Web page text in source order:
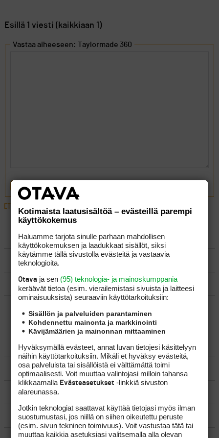
Esillä 1 viesti (kaikkiaan 1)
Vastaa aiheeseen: Taylormade 360
LÄHETÄ
ETUSIVU
LUO AIHE
SÄÄNNÖT
OHJEET
YLEISTÄ
VÄLINEET
MATKAILU
KILPAGOLF & HARJOITTELU
Kotimaista laatusisältöä – evästeillä parempi
käyttökokemus
Haluamme tarjota sinulle parhaan mahdollisen
käyttökokemuksen ja laadukkaat sisällöt, siksi
käytämme tällä sivustolla evästeitä ja vastaavia
teknologioita.
Otava ja sen (95) teknologia- ja mainoskumppania
keräävät tietoa (esim. vierailemis­tasi sivuista ja laitteesi
ominaisuuk­sista) seuraaviin käyttötarkoituksiin:
Sisällön ja palveluiden parantaminen
Kohdennettu mainonta ja markkinointi
Kävijämäärien ja mainonnan mittaaminen
Hyväksymällä evästeet, annat luvan tietojesi käsittelyyn
näihin käyttötarkoituksiin. Mikäli et hyväksy evästeitä,
osa palveluista tai sisällöistä ei välttämättä toimi
optimaalisesti. Voit muuttaa valintojasi milloin tahansa
klikkaamalla Evästeasetukset -linkkiä sivuston
alareunassa.
Jotkin teknologiat saattavat käyttää tietojasi myös ilman
suostumustasi, jos niillä on siihen oikeutettu peruste
(esim. sivun tekninen toimivuus). Voit vastustaa tätä tai
muuttaa kaikkia asetuksiasi valitsemalla alla olevan